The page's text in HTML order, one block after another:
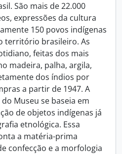
São mais de 22.000
expressões da cultura
150 povos indígenas
território brasileiro. As
feitas dos mais
madeira, palha, argila,
dos índios por
a partir de 1947. A
Museu se baseia em
de objetos indígenas já
etnológica. Essa
a matéria-prima
confecção e a morfologia